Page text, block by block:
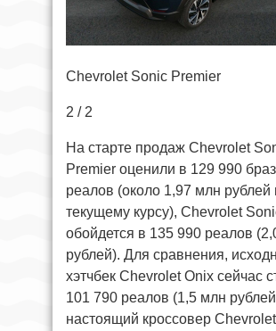
Chevrolet Sonic Premier
2 / 2
На старте продаж Chevrolet
Premier оценили в 129 990
реалов (около 1,97 млн рублей
текущему курсу), Chevrolet
обойдется в 135 990 реалов
рублей). Для сравнения,
хэтчбек Chevrolet Onix сейчас
101 790 реалов (1,5 млн
настоящий кроссовер